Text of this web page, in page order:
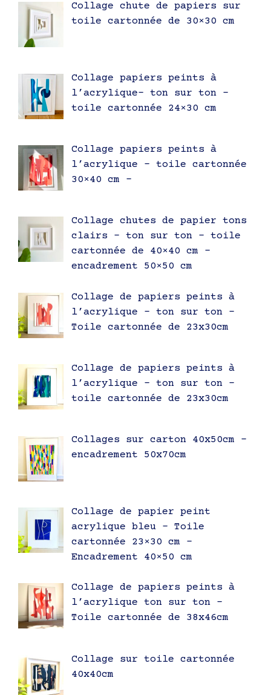
Collage chute de papiers sur
toile cartonnée de 30×30 cm
Collage papiers peints à
l’acrylique- ton sur ton –
toile cartonnée 24×30 cm
Collage papiers peints à
l’acrylique – toile cartonnée
30×40 cm –
Collage chutes de papier tons
clairs – ton sur ton – toile
cartonnée de 40×40 cm –
encadrement 50×50 cm
Collage de papiers peints à
l’acrylique – ton sur ton –
Toile cartonnée de 23x30cm
Collage de papiers peints à
l’acrylique – ton sur ton –
toile cartonnée de 23x30cm
Collages sur carton 40x50cm –
encadrement 50x70cm
Collage de papier peint
acrylique bleu – Toile
cartonnée 23×30 cm –
Encadrement 40×50 cm
Collage de papiers peints à
l’acrylique ton sur ton –
Toile cartonnée de 38x46cm
Collage sur toile cartonnée
40x40cm